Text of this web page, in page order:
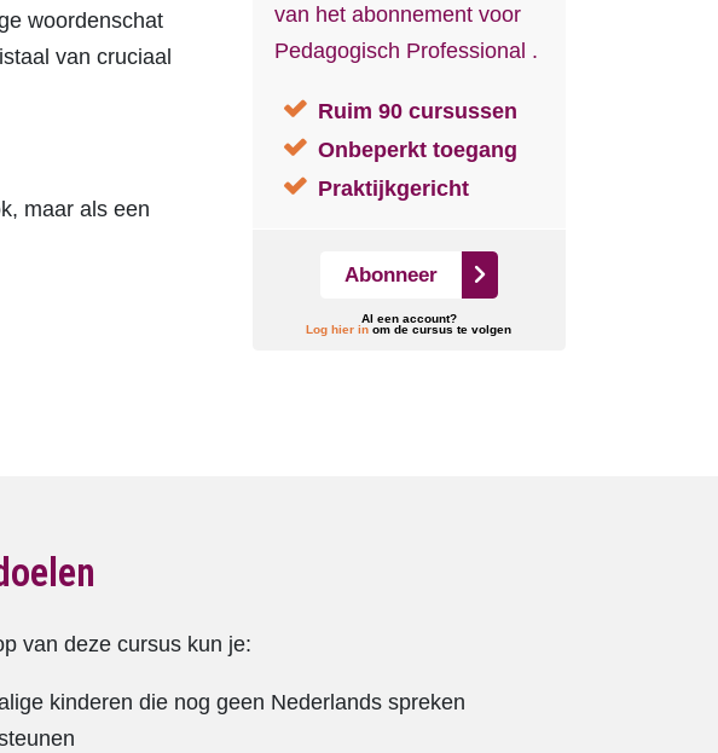
van het abonnement voor
Pedagogisch Professional .
Ruim 90 cursussen
Onbeperkt toegang
Praktijkgericht
Abonneer
Al een account?
Log hier in om de cursus te volgen
woordenschat
van cruciaal
maar als een
van deze cursus kun je:
kinderen die nog geen Nederlands spreken